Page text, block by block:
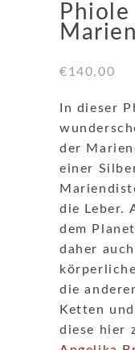
€140,00
In dieser
der
einer
die Leber.
dem
daher
die
Ketten
diese hier